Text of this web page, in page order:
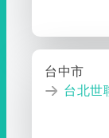
台中市
台北世